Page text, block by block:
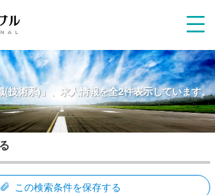
(技術系)」、求人情報を全2件表示しています。
この検索条件を保存する